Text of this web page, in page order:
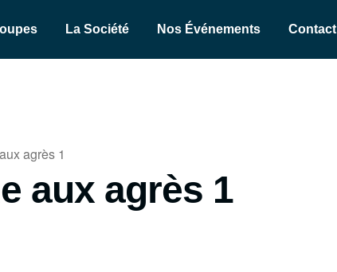
La Société Nos Événements Contact
agrès 1
aux agrès 1